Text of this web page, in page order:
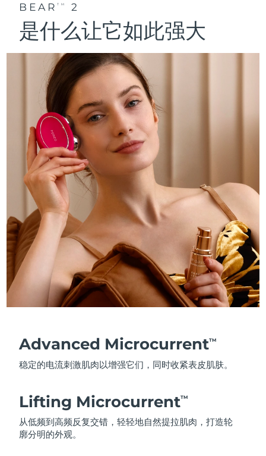
BEARTM 2
是什么让它如此强大
Advanced MicrocurrentTM
稳定的电流刺激肌肉以增强它们，同时收紧表皮肌肤。
Lifting MicrocurrentTM
从低频到高频反复交错，轻轻地自然提拉肌肉，打造轮
廓分明的外观。